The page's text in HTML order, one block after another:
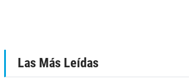
Las Más Leídas